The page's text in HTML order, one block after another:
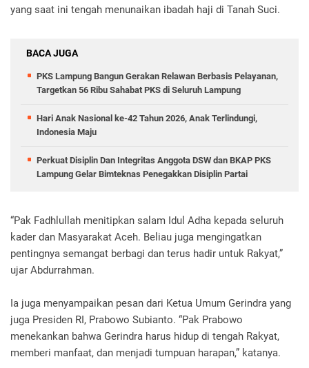
yang saat ini tengah menunaikan ibadah haji di Tanah Suci.
BACA JUGA
PKS Lampung Bangun Gerakan Relawan Berbasis Pelayanan,
Targetkan 56 Ribu Sahabat PKS di Seluruh Lampung
Hari Anak Nasional ke-42 Tahun 2026, Anak Terlindungi,
Indonesia Maju
Perkuat Disiplin Dan Integritas Anggota DSW dan BKAP PKS
Lampung Gelar Bimteknas Penegakkan Disiplin Partai
“Pak Fadhlullah menitipkan salam Idul Adha kepada seluruh
kader dan Masyarakat Aceh. Beliau juga mengingatkan
pentingnya semangat berbagi dan terus hadir untuk Rakyat,”
ujar Abdurrahman.
Ia juga menyampaikan pesan dari Ketua Umum Gerindra yang
juga Presiden RI, Prabowo Subianto. “Pak Prabowo
menekankan bahwa Gerindra harus hidup di tengah Rakyat,
memberi manfaat, dan menjadi tumpuan harapan,” katanya.